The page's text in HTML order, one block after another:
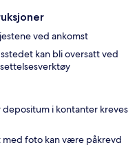
ved ankomst
kan bli oversatt ved
i kontanter kreves
foto kan være påkrevd